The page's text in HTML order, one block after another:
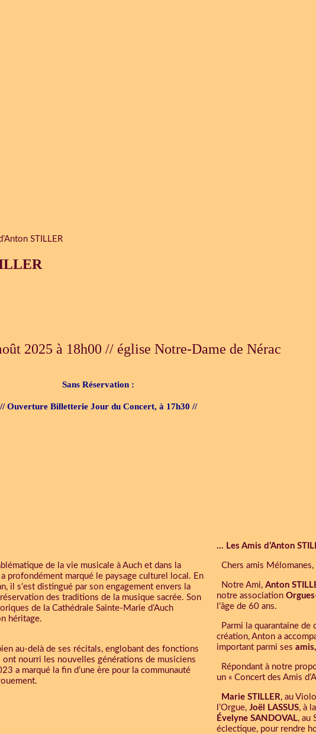
2025 à 18h00 // église Notre-Dame de Nérac
Sans Réservation :
// Ouverture Billetterie Jour du Concert, à 17h30 //
de la vie musicale à Auch et dans la
profondément marqué le paysage culturel local. En
il s’est distingué par son engagement envers la
des traditions de la musique sacrée. Son
de la Cathédrale Sainte-Marie d’Auch
héritage.
au-delà de ses récitals, englobant des fonctions
nourri les nouvelles générations de musiciens
a marqué la fin d’une ère pour la communauté
… Les Amis d’Anton
Chers amis Mélomanes,
Notre Ami, Anton
notre association
l’âge de 60 ans.
Parmi la quarantaine de
création, Anton a
important parmi ses
Répondant à notre
un « Concert des Amis
Marie STILLER, au
l’Orgue, Joël LASSUS, à
Évelyne SANDOVAL, au
éclectique, pour rendre